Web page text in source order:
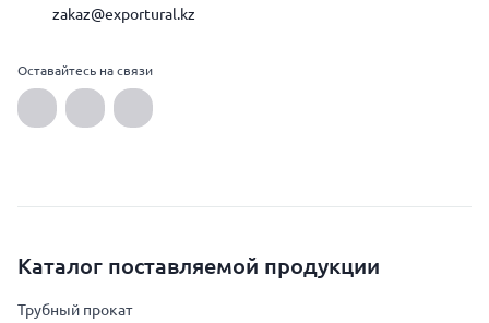
zakaz@exportural.kz
Оставайтесь на связи
Каталог поставляемой продукции
Трубный прокат